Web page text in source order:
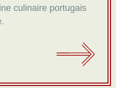
culinaire portugais